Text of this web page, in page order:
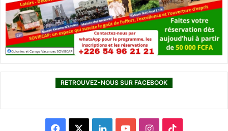
RETROUVEZ-NOUS SUR FACEBOOK
L
I